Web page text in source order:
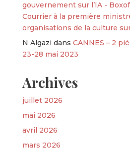
gouvernement sur l’IA -
Courrier à la première
organisations de la culture sur
N Algazi dans CANNES – 2
23-28 mai 2023
Archives
juillet 2026
mai 2026
avril 2026
mars 2026